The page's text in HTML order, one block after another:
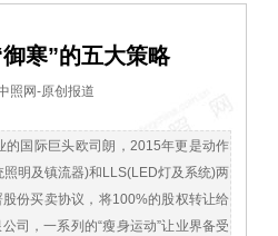
寒”的五大策略
照网-原创报道
的国际巨头欧司朗，2015年更是动作
明及镇流器)和LLS(LED灯及系统)两
份买卖协议，将100%的股权转让给
司，一系列的“瘦身运动”让业界备受